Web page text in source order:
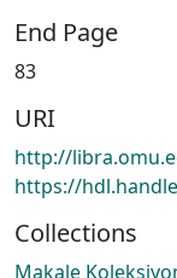
End Page
83
URI
http://
https://
Collections
Makale